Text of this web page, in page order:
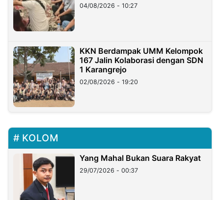
di Taiwan
04/08/2026 - 10:27
KKN Berdampak UMM Kelompok
167 Jalin Kolaborasi dengan SDN
1 Karangrejo
02/08/2026 - 19:20
KOLOM
Yang Mahal Bukan Suara Rakyat
29/07/2026 - 00:37